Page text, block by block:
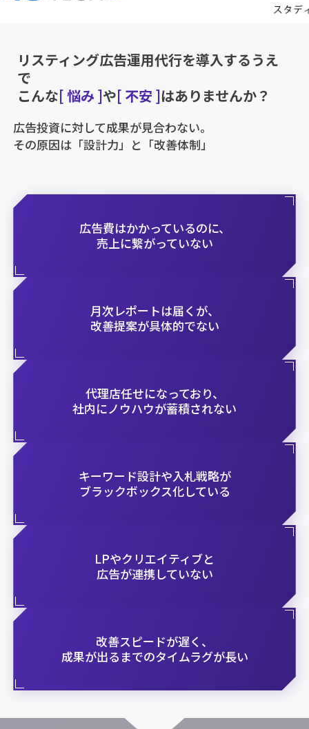
リスティング広告運用代行を導入するうえ
で
こんな[ 悩み ]や[ 不安 ]はありませんか？
広告投資に対して成果が見合わない。
その原因は「設計力」と「改善体制」
広告費はかかっているのに、
売上に繋がっていない
月次レポートは届くが、
改善提案が具体的でない
代理店任せになっており、
社内にノウハウが蓄積されない
キーワード設計や入札戦略が
ブラックボックス化している
LPやクリエイティブと
広告が連携していない
改善スピードが遅く、
成果が出るまでのタイムラグが長い